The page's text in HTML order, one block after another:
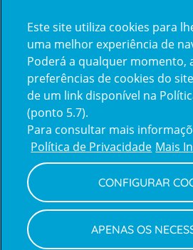
certification2
Reclamações
e
elogios
Política de Privacidade
Declaração de
Este site utiliza cookies para
uma melhor experiência de
Poderá a qualquer momento,
preferências de cookies do
de um link disponível na
(ponto 5.7).
Para consultar mais
Política de Privacidade Mais
CONFIGURAR
APENAS OS